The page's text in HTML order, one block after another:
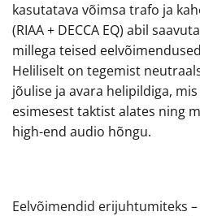
kasutatava võimsa trafo ja
(RIAA + DECCA EQ) abil
millega teised
Heliliselt on tegemist
jõulise ja avara helipildiga,
esimesest taktist alates ning
high-end audio hõngu.
Eelvõimendid erijuhtumiteks